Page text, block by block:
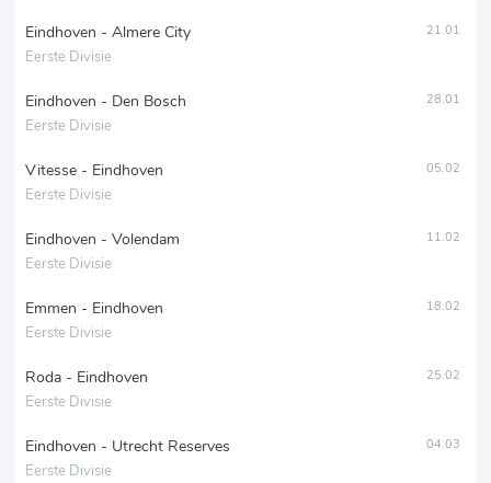
Eindhoven - Almere City
Eerste Divisie
21.01
Eindhoven - Den Bosch
Eerste Divisie
28.01
Vitesse - Eindhoven
Eerste Divisie
05.02
Eindhoven - Volendam
Eerste Divisie
11.02
Emmen - Eindhoven
Eerste Divisie
18.02
Roda - Eindhoven
Eerste Divisie
25.02
Eindhoven - Utrecht Reserves
Eerste Divisie
04.03